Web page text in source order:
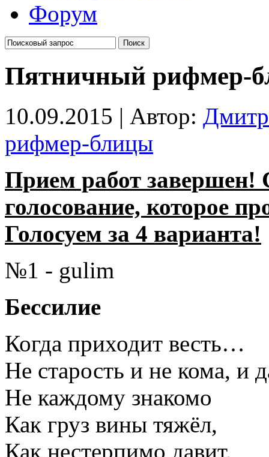
Форум
Пятничный рифмер-
10.09.2015 | Автор:
рифмер-блицы
Прием работ завершен!
голосование, которое
Голосуем за 4 варианта!
№1 - gulim
Бессилие
Когда приходит весть…
Не старость и не кома, и
Не каждому знакомо
Как груз вины тяжёл,
Как нестерпимо давит,